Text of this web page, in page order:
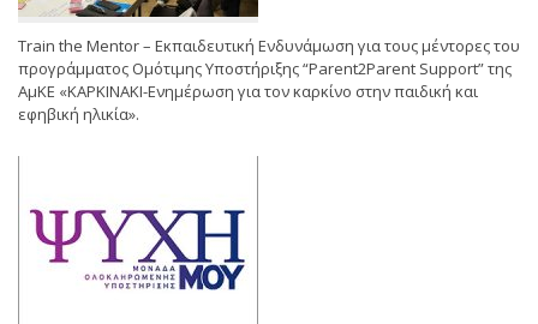
Train the Mentor – Εκπαιδευτική Ενδυνάμωση για τους μέντορες του
προγράμματος Ομότιμης Υποστήριξης “Parent2Parent Support” της
ΑμΚΕ «ΚΑΡΚΙΝΑΚΙ-Ενημέρωση για τον καρκίνο στην παιδική και
εφηβική ηλικία».